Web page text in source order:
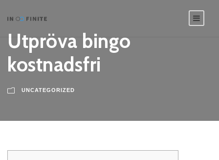
Utpröva bingo
kostnadsfri
UNCATEGORIZED